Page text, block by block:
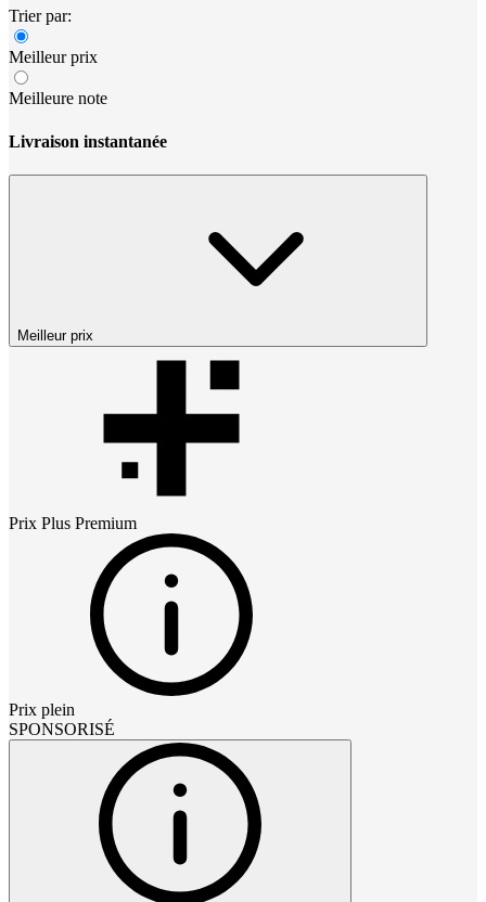
Trier par:
Meilleur prix
Meilleure note
Livraison instantanée
Meilleur prix
Prix Plus Premium
Prix plein
SPONSORISÉ